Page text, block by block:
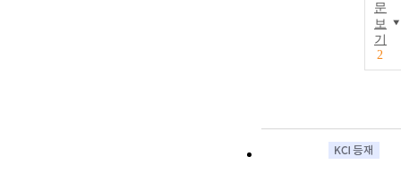
문
보
기
2